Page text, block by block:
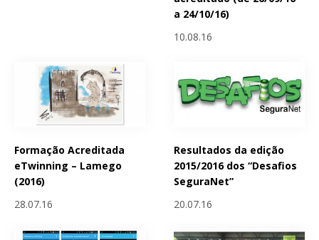
a 24/10/16)
10.08.16
Formação Acreditada
eTwinning – Lamego
(2016)
28.07.16
Resultados da edição
2015/2016 dos “Desafios
SeguraNet”
20.07.16